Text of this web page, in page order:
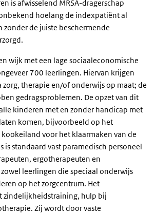
is afwisselend MRSA-dragerschap
hoelang de indexpatiënt al
zonder de juiste beschermende
wijk met een lage sociaaleconomische
700 leerlingen. Hiervan krijgen
therapie en/of onderwijs op maat; de
gedragsproblemen. De opzet van dit
kinderen met en zonder handicap met
komen, bijvoorbeeld op het
voor het klaarmaken van de
is standaard vast paramedisch personeel
ergotherapeuten en
leerlingen die speciaal onderwijs
op het zorgcentrum. Het
zindelijkheidstraining, hulp bij
Zij wordt door vaste